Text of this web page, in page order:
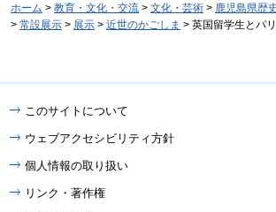
ホーム > 教育・文化・交流 > 文化・芸術 > 鹿児島県歴
> 常設展示 > 展示 > 近世のかごしま > 英国留学生とパ
このサイトについて
ウェブアクセシビリティ方針
個人情報の取り扱い
リンク・著作権